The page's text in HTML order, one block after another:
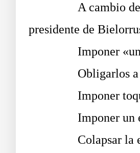
A cambio
presidente de
Imponer
Obligarlos
Imponer
Imponer un
Colapsar la